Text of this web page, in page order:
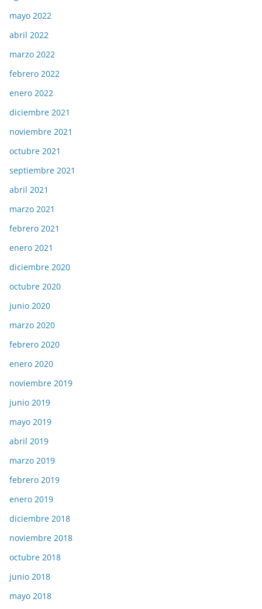
mayo 2022
abril 2022
marzo 2022
febrero 2022
enero 2022
diciembre 2021
noviembre 2021
octubre 2021
septiembre 2021
abril 2021
marzo 2021
febrero 2021
enero 2021
diciembre 2020
octubre 2020
junio 2020
marzo 2020
febrero 2020
enero 2020
noviembre 2019
junio 2019
mayo 2019
abril 2019
marzo 2019
febrero 2019
enero 2019
diciembre 2018
noviembre 2018
octubre 2018
junio 2018
mayo 2018